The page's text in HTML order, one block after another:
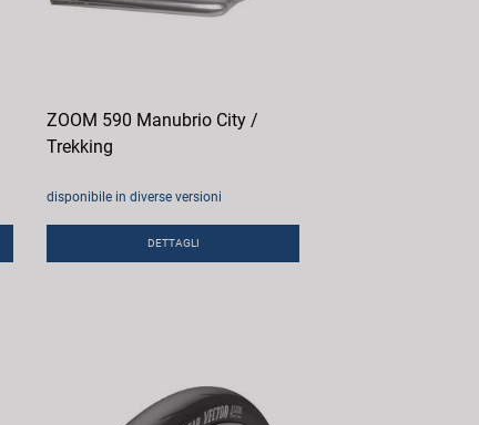
ZOOM 590 Manubrio City /
Trekking
disponibile in diverse versioni
DETTAGLI